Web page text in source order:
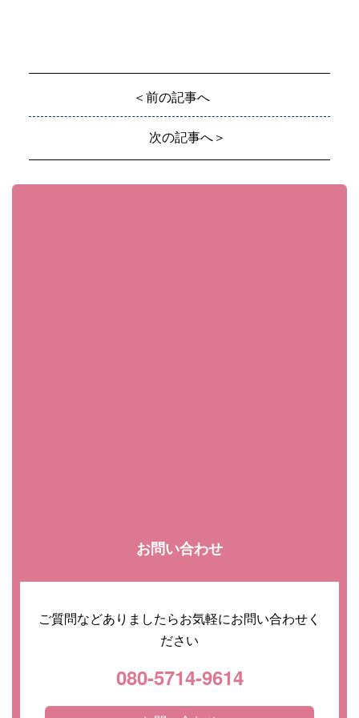
＜前の記事へ
次の記事へ＞
お問い合わせ
ご質問などありましたらお気軽にお問い合わせく
ださい
080-5714-9614